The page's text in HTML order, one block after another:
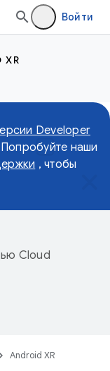
Войти
XR
Developer
наши
, чтобы
Cloud
Android XR